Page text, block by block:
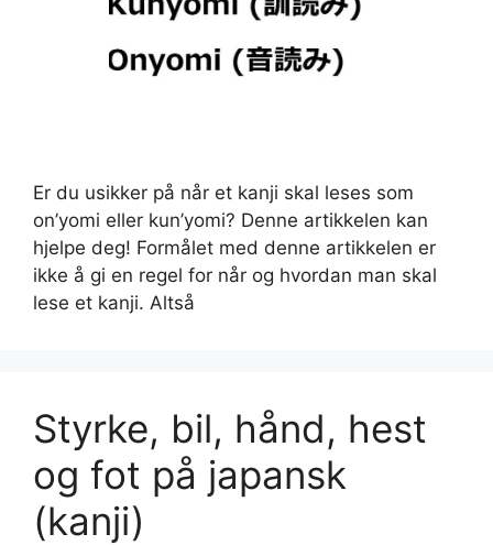
Er du usikker på når et kanji skal leses som
on’yomi eller kun’yomi? Denne artikkelen kan
hjelpe deg! Formålet med denne artikkelen er
ikke å gi en regel for når og hvordan man skal
lese et kanji. Altså
Styrke, bil, hånd, hest
og fot på japansk
(kanji)